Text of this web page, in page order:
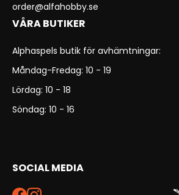
order@alfahobby.se
VÅRA BUTIKER
Alphaspels butik för avhämtningar:
Måndag-Fredag: 10 - 19
Lördag: 10 - 18
Söndag: 10 - 16
SOCIAL MEDIA